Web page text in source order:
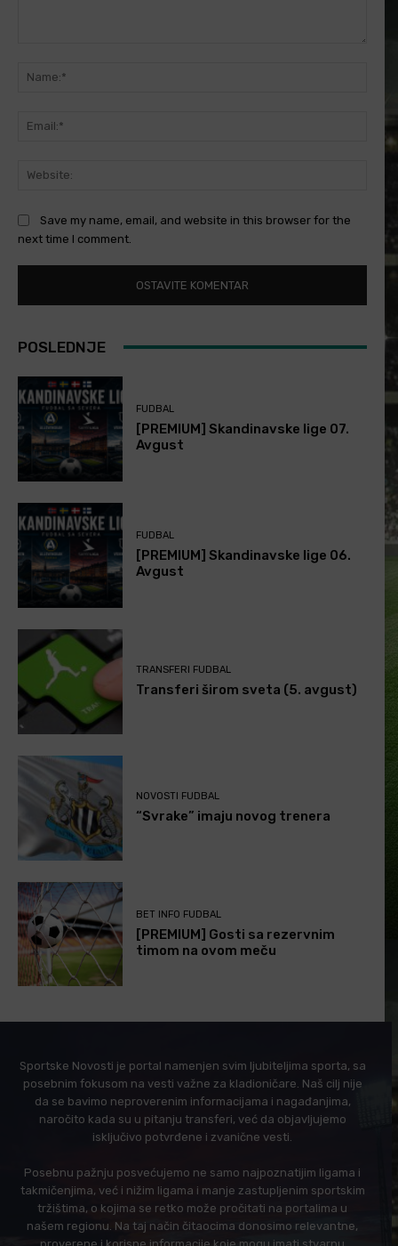
Save my name, email, and website in this browser for the
next time I comment.
POSLEDNJE
FUDBAL
[PREMIUM] Skandinavske lige 07.
Avgust
FUDBAL
[PREMIUM] Skandinavske lige 06.
Avgust
TRANSFERI FUDBAL
Transferi širom sveta (5. avgust)
NOVOSTI FUDBAL
“Svrake” imaju novog trenera
BET INFO FUDBAL
[PREMIUM] Gosti sa rezervnim
timom na ovom meču
Sportske Novosti je portal namenjen svim ljubiteljima sporta, sa
posebnim fokusom na vesti važne za kladioničare. Naš cilj nije
da se bavimo neproverenim informacijama i nagađanjima,
naročito kada su u pitanju transferi, već da objavljujemo
isključivo potvrđene i zvanične vesti.
Posebnu pažnju posvećujemo ne samo najpoznatijim ligama i
takmičenjima, već i nižim ligama i manje zastupljenim sportskim
tržištima, o kojima se retko može pročitati na portalima u
našem regionu. Na taj način čitaocima donosimo relevantne,